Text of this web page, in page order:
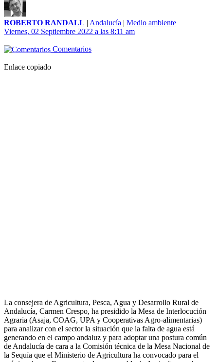
ROBERTO RANDALL | Andalucía | Medio ambiente
Viernes, 02 Septiembre 2022 a las 8:11 am
Comentarios
Enlace copiado
La consejera de Agricultura, Pesca, Agua y Desarrollo Rural de
Andalucía, Carmen Crespo, ha presidido la Mesa de Interlocución
Agraria (Asaja, COAG, UPA y Cooperativas Agro-alimentarias)
para analizar con el sector la situación que la falta de agua está
generando en el campo andaluz y para adoptar una postura común
de Andalucía de cara a la Comisión técnica de la Mesa Nacional de
la Sequía que el Ministerio de Agricultura ha convocado para el